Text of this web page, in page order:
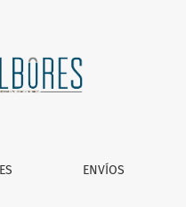
Acevedo Escobedo
ENVÍOS